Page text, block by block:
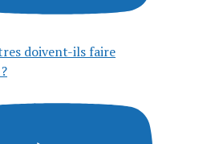
doivent-ils faire